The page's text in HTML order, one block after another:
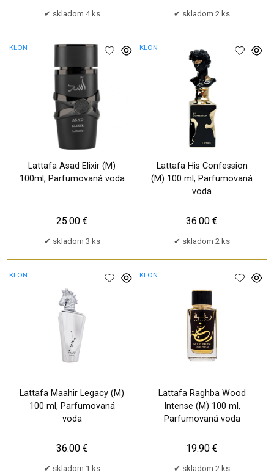
skladom 4 ks skladom 2 ks
Lattafa Asad Elixir (M)
100ml, Parfumovaná voda
KLON
skladom 3 ks
25.00 €
Lattafa His Confession
(M) 100 ml, Parfumovaná
voda
KLON
skladom 2 ks
36.00 €
Lattafa Maahir Legacy (M)
100 ml, Parfumovaná
voda
KLON
skladom 1 ks
36.00 €
Lattafa Raghba Wood
Intense (M) 100 ml,
Parfumovaná voda
KLON
skladom 2 ks
19.90 €